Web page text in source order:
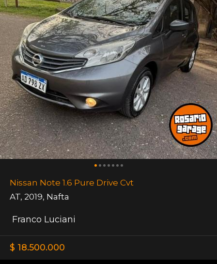
Nissan Note 1.6 Pure Drive Cvt
AT, 2019, Nafta
Franco Luciani
$ 18.500.000